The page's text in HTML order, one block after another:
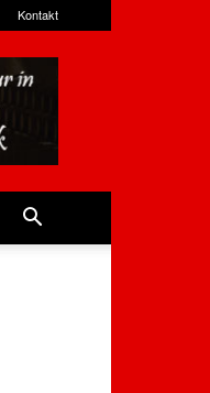
Kontakt